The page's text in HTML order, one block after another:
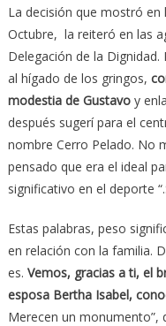
La decisión que mostró en
Octubre, la reiteró en las
Delegación de la
al hígado de los gringos,
modestia de Gustavoy
después sugerí para el
nombre Cerro Pelado. No
pensado que era el ideal
significativo en el deporte
Estas palabras, peso
en relación con la familia.
es. Vemos, gracias a ti, el
esposa Bertha Isabel,
Merecen un monumento”,